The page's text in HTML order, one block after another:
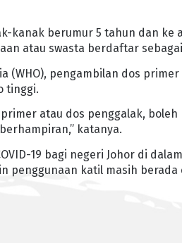
kanak berumur 5 tahun dan ke
atau swasta berdaftar sebagai
(WHO), pengambilan dos
tinggi.
atau dos penggalak,
katanya.
19 bagi negeri Johor di
katil masih berada